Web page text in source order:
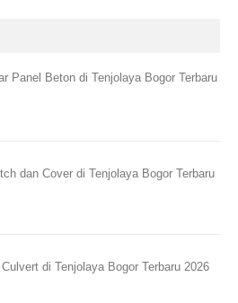
Panel Beton di Tenjolaya Bogor Terbaru
dan Cover di Tenjolaya Bogor Terbaru
di Tenjolaya Bogor Terbaru 2026